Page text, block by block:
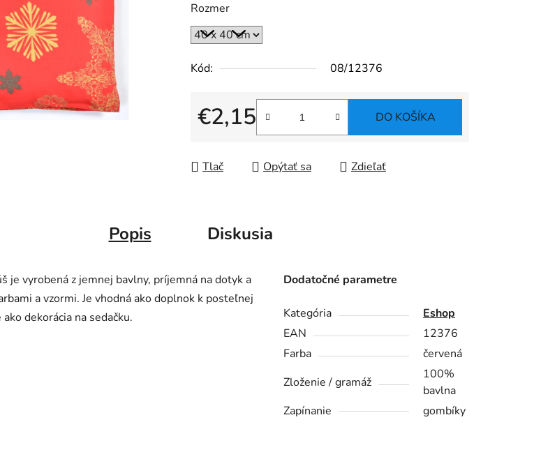
Rozmer
Kód: 08/12376
€2,15
Jednotková cena:
DO KOŠÍKA
Tlač Opýtať sa Zdieľať
Popis Diskusia
je vyrobená z jemnej bavlny, príjemná na dotyk a
a vzormi. Je vhodná ako doplnok k posteľnej
dekorácia na sedačku.
Dodatočné parametre
Kategória
Eshop
EAN
12376
Farba
červená
Zloženie / gramáž
100%
bavlna
Zapínanie
gombíky